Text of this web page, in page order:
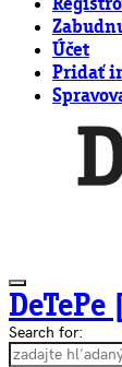
Účet
Pridať
DeTePe
ČLÁNKY
Search for: